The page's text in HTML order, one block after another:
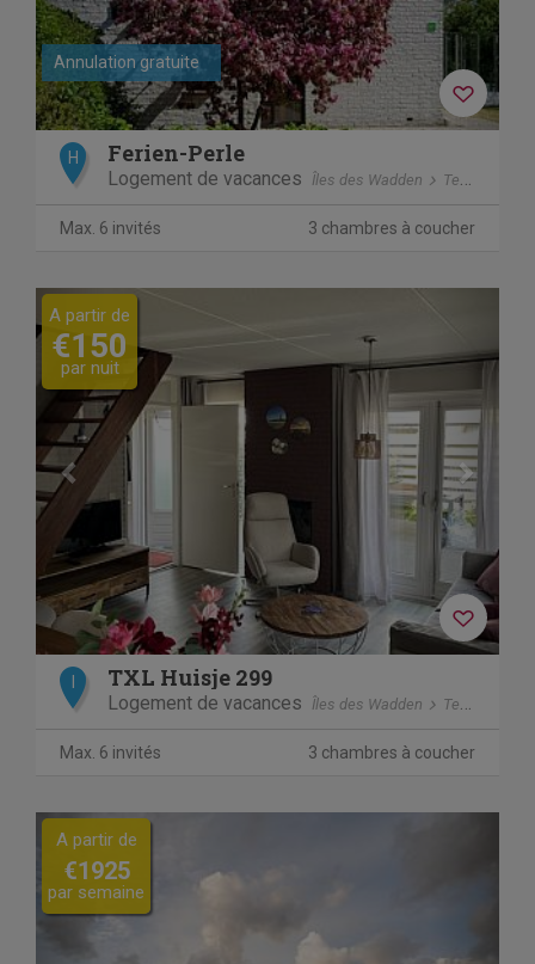
Annulation gratuite
H Ferien-Perle
Logement de vacances Îles des Wadden Texel
Max. 6 invités 3 chambres à coucher
Previous
A partir de
€150
par nuit
TXL Huisje 299
Logement de vacances Îles des Wadden Texel
Max. 6 invités 3 chambres à coucher
Previous
A partir de
€1925
par semaine